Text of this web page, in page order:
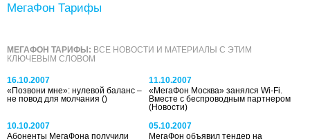
МегаФон Тарифы
МЕГАФОН ТАРИФЫ: ВСЕ НОВОСТИ И МАТЕРИАЛЫ С ЭТИМ
КЛЮЧЕВЫМ СЛОВОМ
16.10.2007
«Позвони мне»: нулевой баланс –
не повод для молчания ()
11.10.2007
«МегаФон Москва» занялся Wi-Fi.
Вместе с беспроводным партнером
(Новости)
10.10.2007
Абоненты МегаФона получили
05.10.2007
МегаФон объявил тендер на